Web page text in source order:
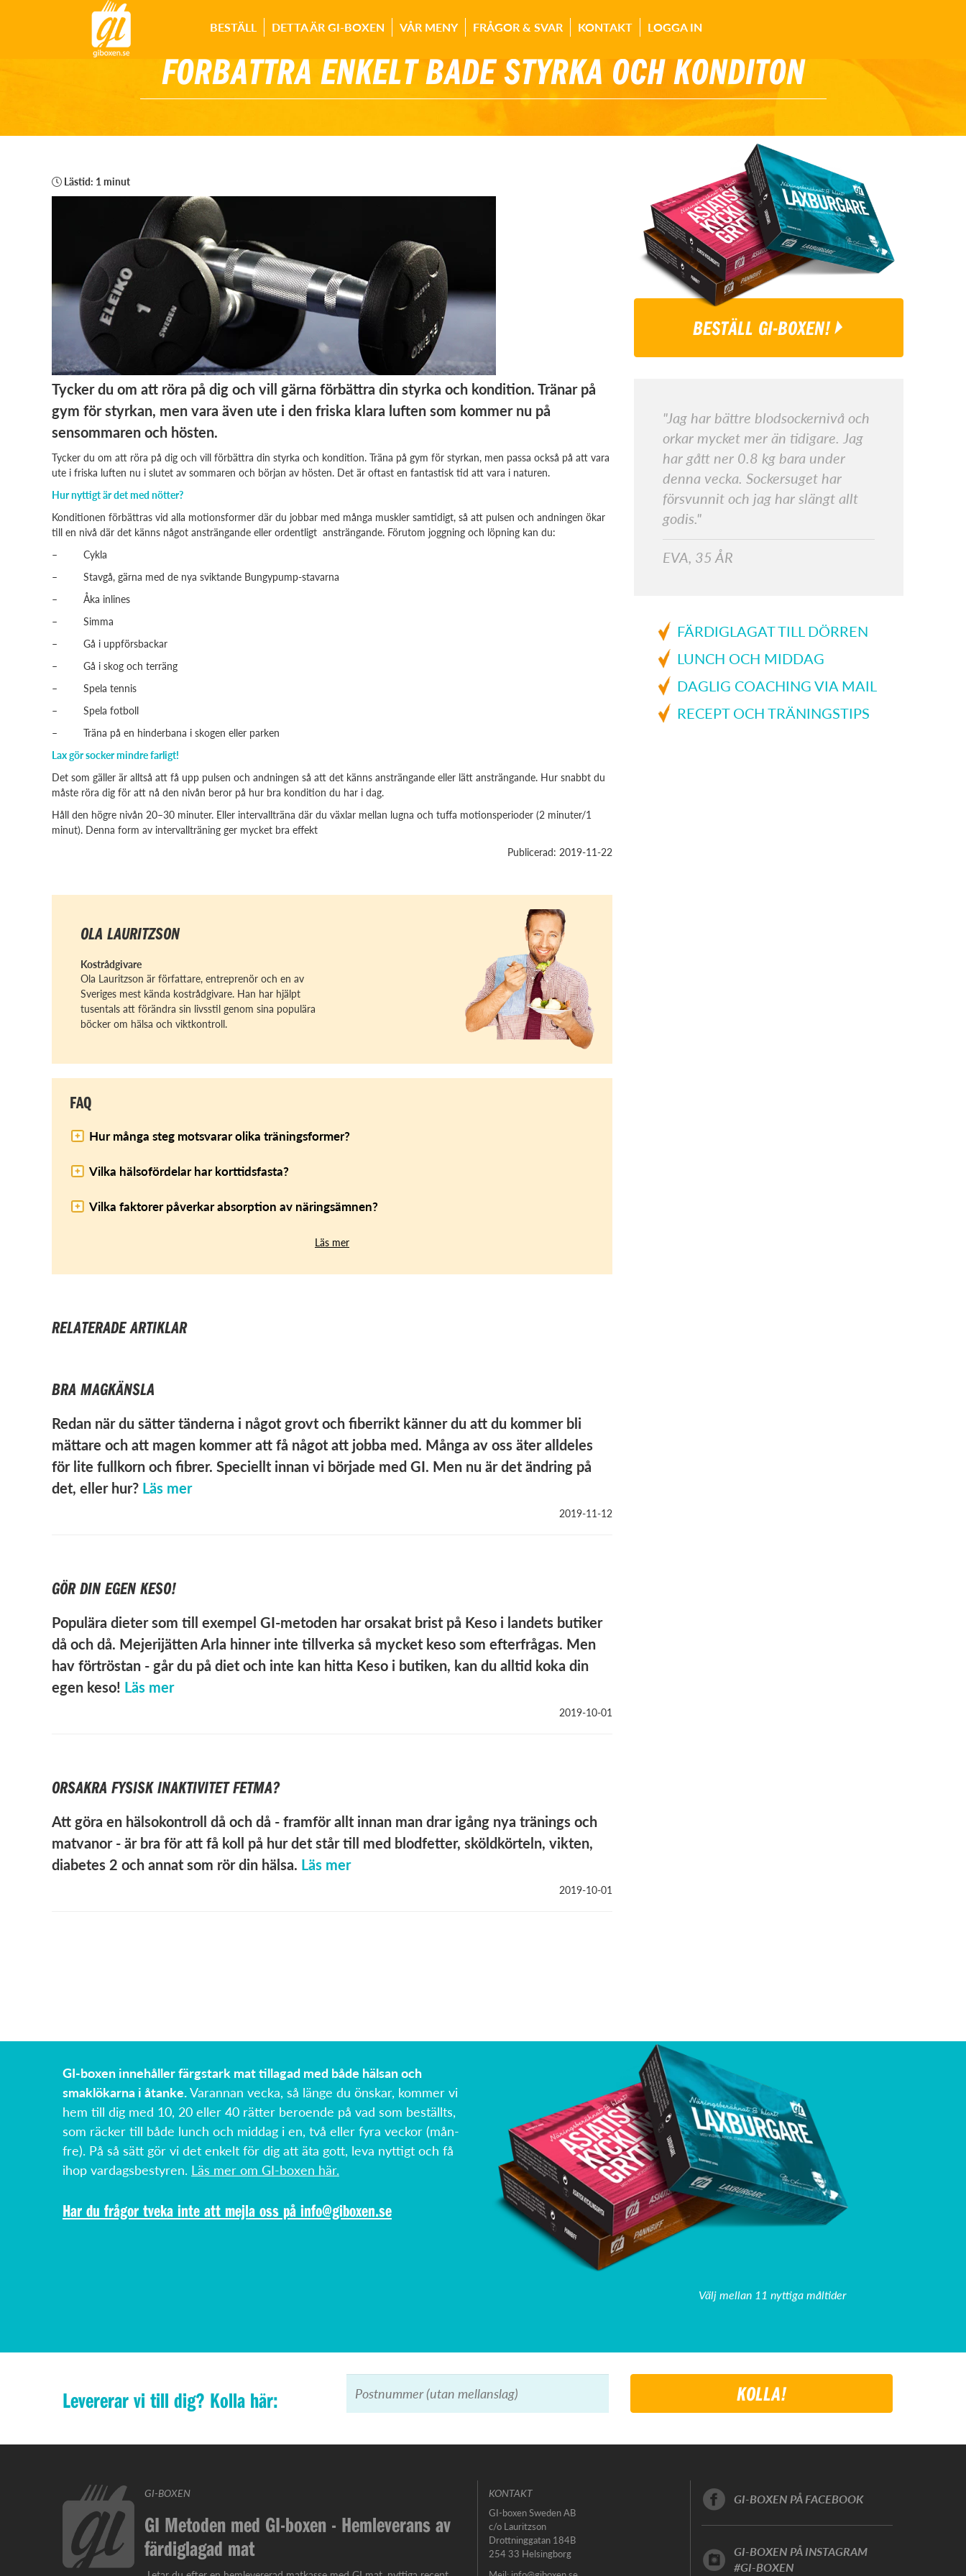
BESTÄLL DETTA ÄR GI-BOXEN VÅR MENY FRÅGOR & SVAR KONTAKT LOGGA IN
FÖRBÄTTRA ENKELT BÅDE STYRKA OCH KONDITON
Lästid: 1 minut
Tycker du om att röra på dig och vill gärna förbättra din styrka och kondition. Tränar på
gym för styrkan, men vara även ute i den friska klara luften som kommer nu på
sensommaren och hösten.
Tycker du om att röra på dig och vill förbättra din styrka och kondition. Träna på gym för styrkan, men passa också på att vara
ute i friska luften nu i slutet av sommaren och början av hösten. Det är oftast en fantastisk tid att vara i naturen.
Hur nyttigt är det med nötter?
Konditionen förbättras vid alla motionsformer där du jobbar med många muskler samtidigt, så att pulsen och andningen ökar
till en nivå där det känns något ansträngande eller ordentligt ansträngande. Förutom joggning och löpning kan du:
– Cykla
– Stavgå, gärna med de nya sviktande Bungypump-stavarna
– Åka inlines
– Simma
– Gå i uppförsbackar
– Gå i skog och terräng
– Spela tennis
– Spela fotboll
– Träna på en hinderbana i skogen eller parken
Lax gör socker mindre farligt!
Det som gäller är alltså att få upp pulsen och andningen så att det känns ansträngande eller lätt ansträngande. Hur snabbt du
måste röra dig för att nå den nivån beror på hur bra kondition du har i dag.
Håll den högre nivån 20–30 minuter. Eller intervallträna där du växlar mellan lugna och tuffa motionsperioder (2 minuter/1
minut). Denna form av intervallträning ger mycket bra effekt
Publicerad: 2019-11-22
OLA LAURITZSON
Kostrådgivare
Ola Lauritzson är författare, entreprenör och en av
Sveriges mest kända kostrådgivare. Han har hjälpt
tusentals att förändra sin livsstil genom sina populära
böcker om hälsa och viktkontroll.
FAQ
Hur många steg motsvarar olika träningsformer?
Vilka hälsofördelar har korttidsfasta?
Vilka faktorer påverkar absorption av näringsämnen?
Läs mer
RELATERADE ARTIKLAR
BRA MAGKÄNSLA
Redan när du sätter tänderna i något grovt och fiberrikt känner du att du kommer bli
mättare och att magen kommer att få något att jobba med. Många av oss äter alldeles
för lite fullkorn och fibrer. Speciellt innan vi började med GI. Men nu är det ändring på
det, eller hur? Läs mer
2019-11-12
GÖR DIN EGEN KESO!
Populära dieter som till exempel GI-metoden har orsakat brist på Keso i landets butiker
då och då. Mejerijätten Arla hinner inte tillverka så mycket keso som efterfrågas. Men
hav förtröstan - går du på diet och inte kan hitta Keso i butiken, kan du alltid koka din
egen keso! Läs mer
2019-10-01
ORSAKRA FYSISK INAKTIVITET FETMA?
Att göra en hälsokontroll då och då - framför allt innan man drar igång nya tränings och
matvanor - är bra för att få koll på hur det står till med blodfetter, sköldkörteln, vikten,
diabetes 2 och annat som rör din hälsa. Läs mer
2019-10-01
BESTÄLL GI-BOXEN!
"Jag har bättre blodsockernivå och
orkar mycket mer än tidigare. Jag
har gått ner 0.8 kg bara under
denna vecka. Sockersuget har
försvunnit och jag har slängt allt
godis."
EVA, 35 ÅR
FÄRDIGLAGAT TILL DÖRREN
LUNCH OCH MIDDAG
DAGLIG COACHING VIA MAIL
RECEPT OCH TRÄNINGSTIPS
Välj mellan 11 nyttiga måltider
GI-boxen innehåller färgstark mat tillagad med både hälsan och
smaklökarna i åtanke.Varannan vecka, så länge du önskar, kommer vi
hem till dig med 10, 20 eller 40 rätter beroende på vad som beställts,
som räcker till både lunch och middag i en, två eller fyra veckor (mån-
fre). På så sätt gör vi det enkelt för dig att äta gott, leva nyttigt och få
ihop vardagsbestyren. Läs mer om GI-boxen här.
Har du frågor tveka inte att mejla oss på info@giboxen.se
Levererar vi till dig? Kolla här: KOLLA!
GI-BOXEN
GI Metoden med GI-boxen - Hemleverans av
färdiglagad mat
KONTAKT
GI-boxen Sweden AB
c/o Lauritzson
Drottninggatan 184B
254 33 Helsingborg
GI-BOXEN PÅ FACEBOOK
GI-BOXEN PÅ INSTAGRAM
#GI-BOXEN